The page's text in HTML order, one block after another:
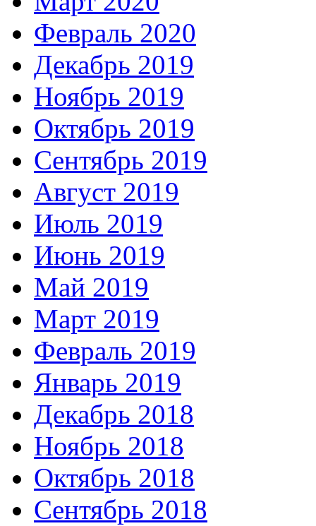
Февраль 2020
Декабрь 2019
Ноябрь 2019
Октябрь 2019
Сентябрь 2019
Август 2019
Июль 2019
Июнь 2019
Май 2019
Март 2019
Февраль 2019
Январь 2019
Декабрь 2018
Ноябрь 2018
Октябрь 2018
Сентябрь 2018